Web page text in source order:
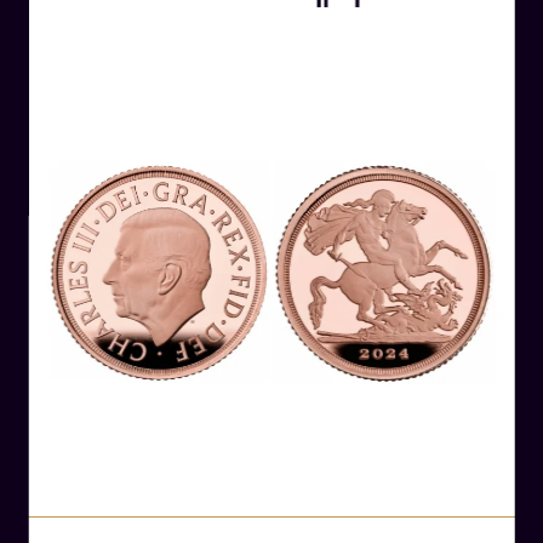
ηλικία 18 ετών.
Η βασίλισσα Βικτώρια κατάφερε να διατηρήσει
τη σταθερότητα και την ειρήνη στο Ηνωμένο
Βασίλειο και επηρέασε τη βρετανική πολιτική,
την κοινωνία και την πολιτιστική ζωή. Επίσης,
κατά τη διάρκεια της βασιλείας της, οι
βρετανικές αποικίες αυξήθηκαν σημαντικά και
οι εξελίξεις στη βιομηχανία και την τεχνολογία
πρίγκιπα Αλβέρτο της Σαξονίας-Κόμπουργκ και